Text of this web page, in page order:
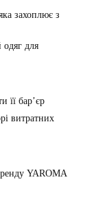
захоплює з
для
її бар’єр
витратних
YAROMA